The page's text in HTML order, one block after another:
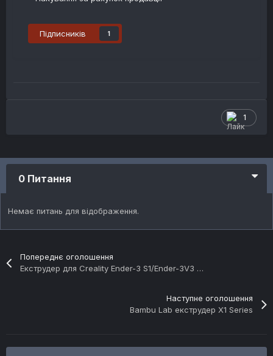
Підписників 1
1
0 Питання
Немає питань для відображення.
Попереднє оголошення
Екструдер для Creality Ender-3 S1/Ender-3V3 SE/КЕ
Наступне оголошення
Bambu Lab екструдер X1 Series